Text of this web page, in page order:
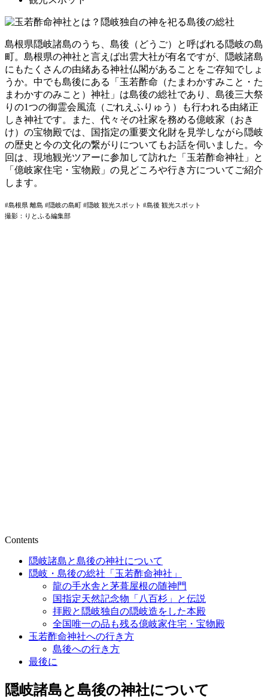
島根県隠岐諸島のうち、島後（どうご）と呼ばれる隠岐の島
町。島根県の神社と言えば出雲大社が有名ですが、隠岐諸島
にもたくさんの由緒ある神社仏閣があることをご存知でしょ
うか。中でも島後にある「玉若酢命（たまわかすみこと・た
まわかすのみこと）神社」は島後の総社であり、島後三大祭
りの1つの御霊会風流（ごれえふりゅう）も行われる由緒正
しき神社です。また、代々その社家を務める億岐家（おき
け）の宝物殿では、国指定の重要文化財を見学しながら隠岐
の歴史と今の文化の繋がりについてもお話を伺いました。今
回は、現地観光ツアーに参加して訪れた「玉若酢命神社」と
「億岐家住宅・宝物殿」の見どころや行き方についてご紹介
します。
#島根県 離島 #隠岐の島町 #隠岐 観光スポット #島後 観光スポット
撮影：りとふる編集部
Contents
隠岐諸島と島後の神社について
隠岐・島後の総社「玉若酢命神社」
龍の手水舎と茅葺屋根の随神門
国指定天然記念物「八百杉」と伝説
拝殿と隠岐独自の隠岐造をした本殿
全国唯一の品も残る億岐家住宅・宝物殿
玉若酢命神社への行き方
島後への行き方
最後に
隠岐諸島と島後の神社について